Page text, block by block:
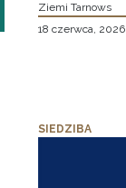
Ziemi Tarnows
18 czerwca, 2026
SIEDZIBA